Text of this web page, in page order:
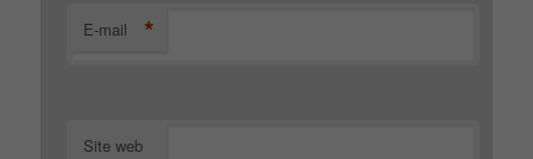
E-mail *
Site web